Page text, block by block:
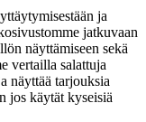
ja
jatkuvaan
näyttämiseen sekä
vertailla salattuja
näyttää tarjouksia
jos käytät kyseisiä